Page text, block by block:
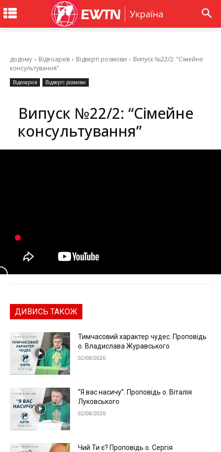
додому Відеоархів Відверті розмови
Випуск №22/2: "Сімейне
консультування"
Відеоархів Відверті розмови
Випуск №22/2: “Сімейне
консультування”
ДИВИСЬ ТАКОЖ
Тимчасовий характер чудес. Проповідь
о. Владислава Журавського
02/08/2026
“Я вас насичу”. Проповідь о. Віталія
Луковського
02/08/2026
Чий Ти є? Проповідь о. Сергія